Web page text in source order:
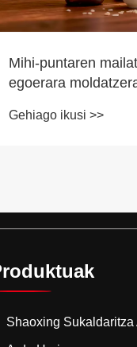
Mihi-puntaren
egoerara
Gehiago ikusi >>
Shaoxing Sukaldaritza